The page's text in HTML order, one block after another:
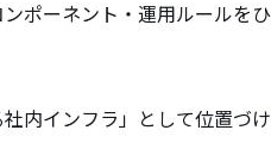
ーネント・運用ルールをひ
内インフラ」として位置づ